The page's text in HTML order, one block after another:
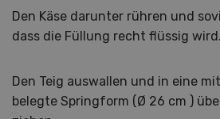
Den Käse darunter rühren und
dass die Füllung recht flüssig wird.
Den Teig auswallen und in eine
belegte Springform (Ø 26 cm )